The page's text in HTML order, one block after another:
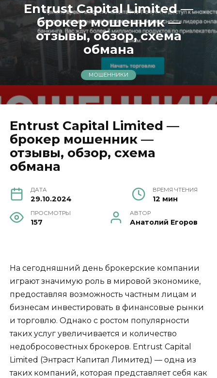
Entrust Capital Limited —
брокер мошенник —
отзывы, обзор, схема
обмана
МОШЕННИКИ
Entrust Capital Limited —
брокер мошенник —
отзывы, обзор, схема
обмана
ДАТА
29.10.2024
ВРЕМЯ ЧТЕНИЯ
12 мин
ПРОСМОТРЫ
157
АВТОР
Анатолий Егоров
На сегодняшний день брокерские компании
играют значимую роль в мировой экономике,
предоставляя возможность частным лицам и
бизнесам инвестировать в финансовые рынки
и торговлю. Однако с ростом популярности
таких услуг увеличивается и количество
недобросовестных брокеров. Entrust Capital
Limited (Энтраст Капитал Лимитед) — одна из
таких компаний, которая представляет себя как